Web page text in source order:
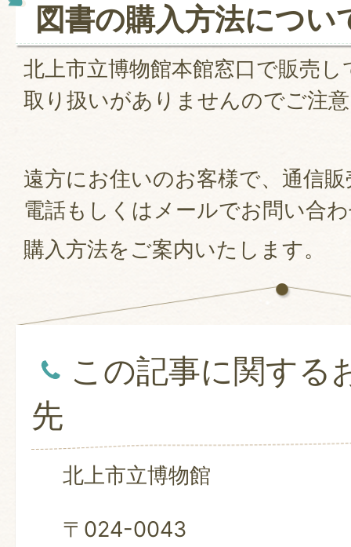
図書の購入方法につい
北上市立博物館本館窓口で販売
取り扱いがありませんのでご注
遠方にお住いのお客様で、通信
電話もしくはメールでお問い合
購入方法をご案内いたします。
この記事に関する
先
北上市立博物館
〒024-0043